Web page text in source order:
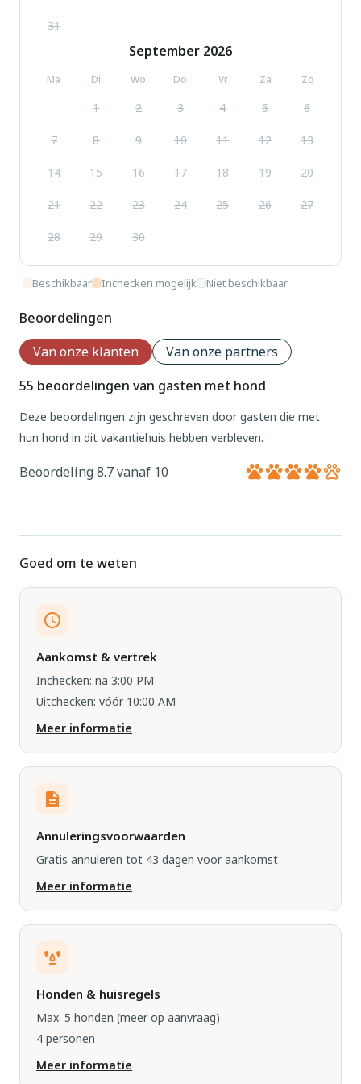
31
September 2026
Ma Di Wo Do Vr Za Zo
1 2 3 4 5 6
7 8 9 10 11 12 13
14 15 16 17 18 19 20
21 22 23 24 25 26 27
28 29 30
Beschikbaar Inchecken mogelijk Niet beschikbaar
Beoordelingen
Van onze klanten
Van onze partners
55 beoordelingen van gasten met hond
Deze beoordelingen zijn geschreven door gasten die met
hun hond in dit vakantiehuis hebben verbleven.
Beoordeling 8.7 vanaf 10
Goed om te weten
Aankomst & vertrek
Inchecken: na 3:00 PM
Uitchecken: vóór 10:00 AM
Meer informatie
Annuleringsvoorwaarden
Gratis annuleren tot 43 dagen voor aankomst
Meer informatie
Honden & huisregels
Max. 5 honden (meer op aanvraag)
4 personen
Meer informatie